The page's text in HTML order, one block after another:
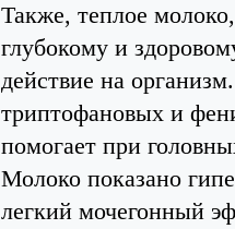
Также, теплое
глубокому и
действие на
триптофановых и
помогает при
Молоко показано
легкий мочегонный